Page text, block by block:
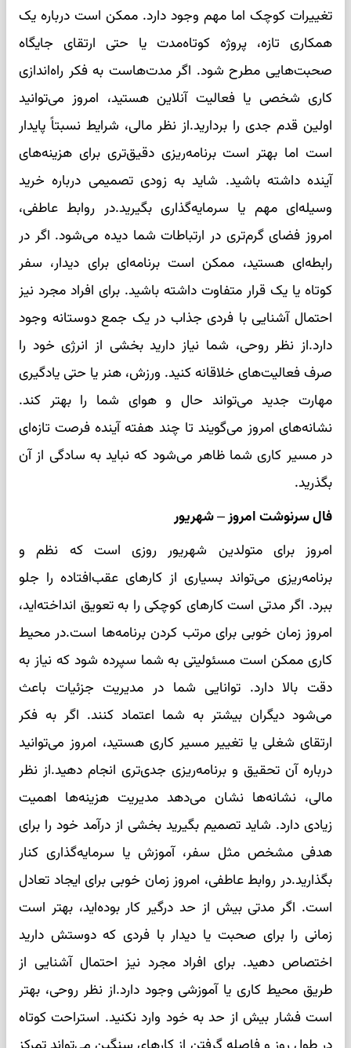
تغییرات کوچک اما مهم وجود دارد. ممکن است درباره یک
همکاری تازه، پروژه کوتاه‌مدت یا حتی ارتقای جایگاه
صحبت‌هایی مطرح شود. اگر مدت‌هاست به فکر راه‌اندازی
کاری شخصی یا فعالیت آنلاین هستید، امروز می‌توانید
اولین قدم جدی را بردارید.از نظر مالی، شرایط نسبتاً پایدار
است اما بهتر است برنامه‌ریزی دقیق‌تری برای هزینه‌های
آینده داشته باشید. شاید به زودی تصمیمی درباره خرید
وسیله‌ای مهم یا سرمایه‌گذاری بگیرید.در روابط عاطفی،
امروز فضای گرم‌تری در ارتباطات شما دیده می‌شود. اگر در
رابطه‌ای هستید، ممکن است برنامه‌ای برای دیدار، سفر
کوتاه یا یک قرار متفاوت داشته باشید. برای افراد مجرد نیز
احتمال آشنایی با فردی جذاب در یک جمع دوستانه وجود
دارد.از نظر روحی، شما نیاز دارید بخشی از انرژی خود را
صرف فعالیت‌های خلاقانه کنید. ورزش، هنر یا حتی یادگیری
مهارت جدید می‌تواند حال و هوای شما را بهتر کند.
نشانه‌های امروز می‌گویند تا چند هفته آینده فرصت تازه‌ای
در مسیر کاری شما ظاهر می‌شود که نباید به سادگی از آن
بگذرید.
فال سرنوشت امروز – شهریور
امروز برای متولدین شهریور روزی است که نظم و
برنامه‌ریزی می‌تواند بسیاری از کارهای عقب‌افتاده را جلو
ببرد. اگر مدتی است کارهای کوچکی را به تعویق انداخته‌اید،
امروز زمان خوبی برای مرتب کردن برنامه‌ها است.در محیط
کاری ممکن است مسئولیتی به شما سپرده شود که نیاز به
دقت بالا دارد. توانایی شما در مدیریت جزئیات باعث
می‌شود دیگران بیشتر به شما اعتماد کنند. اگر به فکر
ارتقای شغلی یا تغییر مسیر کاری هستید، امروز می‌توانید
درباره آن تحقیق و برنامه‌ریزی جدی‌تری انجام دهید.از نظر
مالی، نشانه‌ها نشان می‌دهد مدیریت هزینه‌ها اهمیت
زیادی دارد. شاید تصمیم بگیرید بخشی از درآمد خود را برای
هدفی مشخص مثل سفر، آموزش یا سرمایه‌گذاری کنار
بگذارید.در روابط عاطفی، امروز زمان خوبی برای ایجاد تعادل
است. اگر مدتی بیش از حد درگیر کار بوده‌اید، بهتر است
زمانی را برای صحبت یا دیدار با فردی که دوستش دارید
اختصاص دهید. برای افراد مجرد نیز احتمال آشنایی از
طریق محیط کاری یا آموزشی وجود دارد.از نظر روحی، بهتر
است فشار بیش از حد به خود وارد نکنید. استراحت کوتاه